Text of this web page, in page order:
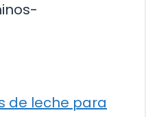
de leche para